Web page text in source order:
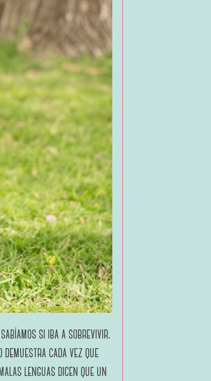
si iba a sobrevivir.
cada vez que
lenguas dicen que un